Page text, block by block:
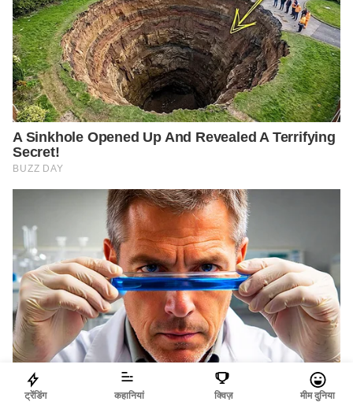
ट्रेंडिंग कहानियां क्विज़ मीम दुनिया